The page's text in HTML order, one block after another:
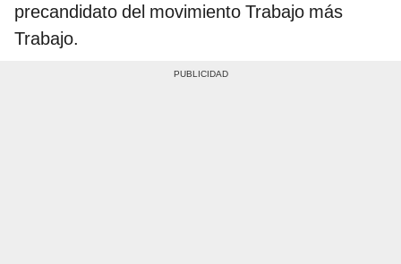
precandidato del movimiento Trabajo más
Trabajo.